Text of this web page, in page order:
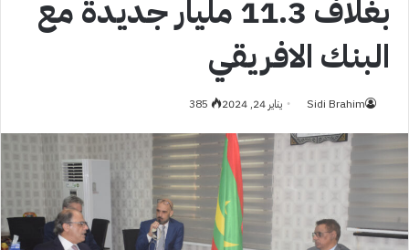
بغلاف 11.3 مليار جديدة مع
البنك الافريقي
Sidi Brahim يناير 24, 2024